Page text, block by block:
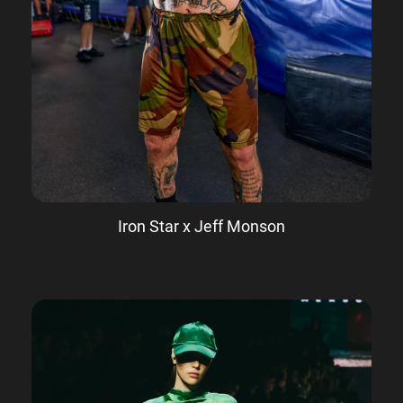
Iron Star x Jeff Monson